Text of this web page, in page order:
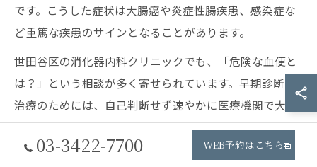
です。こうした症状は大腸癌や炎症性腸疾患、感染症な
ど重篤な疾患のサインとなることがあります。
世田谷区の消化器内科クリニックでも、「危険な血便と
は？」という相談が多く寄せられています。早期診断・
治療のためには、自己判断せず速やかに医療機関で大腸
カメラ検査などの精密検査を受けることが重要です。
03-3422-7700 WEB予約はこちら